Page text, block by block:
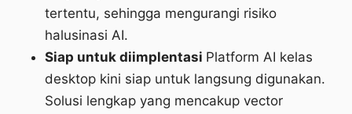
tertentu, sehingga mengurangi risiko
halusinasi AI.
Siap untuk diimplentasi Platform AI kelas
desktop kini siap untuk langsung digunakan.
Solusi lengkap yang mencakup vector